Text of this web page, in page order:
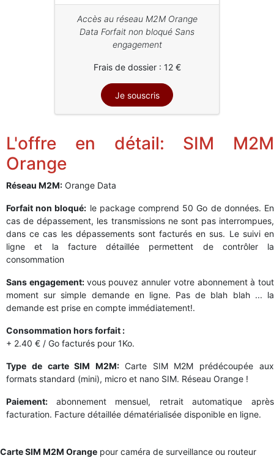
Accès au réseau M2M Orange
Data Forfait non bloqué Sans
engagement
Frais de dossier : 12 €
L'offre en détail: SIM M2M
Orange
Réseau M2M: Orange Data
Forfait non bloqué: le package comprend 50 Go de données. En
cas de dépassement, les transmissions ne sont pas interrompues,
dans ce cas les dépassements sont facturés en sus. Le suivi en
ligne et la facture détaillée permettent de contrôler la
consommation
Sans engagement: vous pouvez annuler votre abonnement à tout
moment sur simple demande en ligne. Pas de blah blah ... la
demande est prise en compte immédiatement!.
Consommation hors forfait :
+ 2.40 € / Go facturés pour 1Ko.
Type de carte SIM M2M: Carte SIM M2M prédécoupée aux
formats standard (mini), micro et nano SIM. Réseau Orange !
Paiement: abonnement mensuel, retrait automatique après
facturation. Facture détaillée dématérialisée disponible en ligne.
Carte SIM M2M Orange pour caméra de surveillance ou routeur